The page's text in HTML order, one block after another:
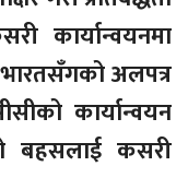
कार्यान्वयनमा
अलपत्र
कार्यान्वयन
बहसलाई कसरी